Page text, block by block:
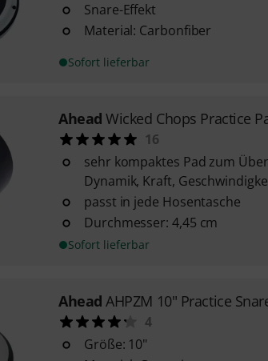
Snare-Effekt
Material: Carbonfiber
Sofort lieferbar
Ahead Wicked Chops Practice
16
sehr kompaktes Pad zum
Dynamik, Kraft,
passt in jede Hosentasche
Durchmesser: 4,45 cm
Sofort lieferbar
Ahead AHPZM 10" Practice
4
Größe: 10"